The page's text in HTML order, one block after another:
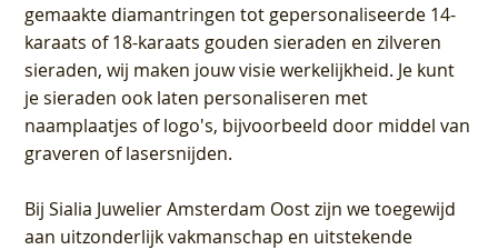
gemaakte diamantringen tot gepersonaliseerde 14-
karaats of 18-karaats gouden sieraden en zilveren
sieraden, wij maken jouw visie werkelijkheid. Je kunt
je sieraden ook laten personaliseren met
naamplaatjes of logo's, bijvoorbeeld door middel van
graveren of lasersnijden.
BijSialia Juwelier Amsterdam Oostzijn we toegewijd
aan uitzonderlijk vakmanschap en uitstekende